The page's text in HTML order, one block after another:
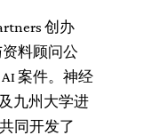
创办
料顾问公
案件。神经
九州大学进
同开发了